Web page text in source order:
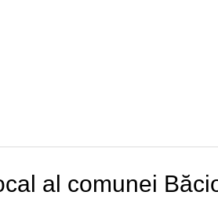
al comunei